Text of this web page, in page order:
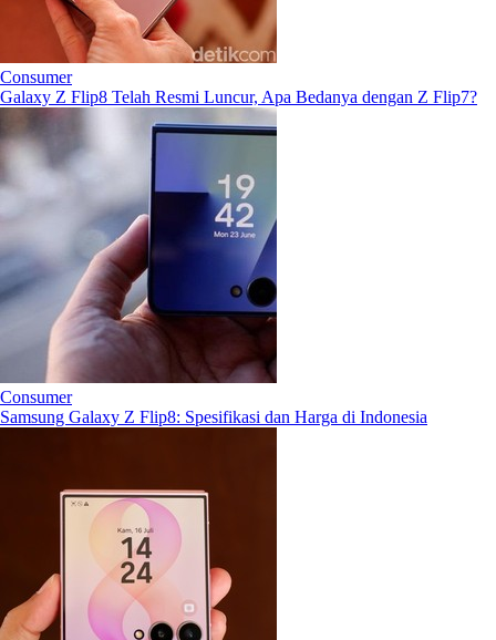
Consumer
Galaxy Z Flip8 Telah Resmi Luncur, Apa Bedanya dengan Z Flip7?
Consumer
Samsung Galaxy Z Flip8: Spesifikasi dan Harga di Indonesia